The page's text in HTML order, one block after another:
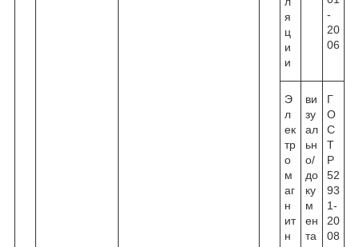
я
ц
и
и
-
20
06
Э
л
ек
тр
о
м
аг
н
ит
н
ви
зу
ал
ьн
о/
до
ку
м
ен
та
Г
О
С
Т
Р
52
93
1-
20
08